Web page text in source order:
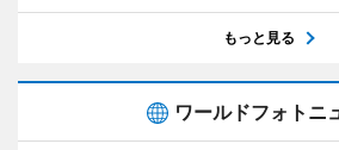
もっと見る
ワールドフォトニ